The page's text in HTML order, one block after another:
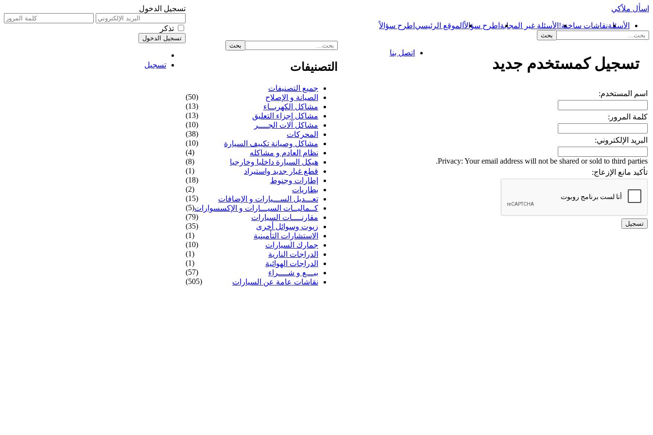
تسجيل الدخول
تذكر
تسجيل
اسأل ملاًكي
الأسئلةنقاشات ساخنة! الأسئلة غير المجابة اطرح سؤالاًالموقع الرئيسي اطرح سؤالاً
تسجيل كمستخدم جديد
اسم المستخدم:
كلمة المرور:
البريد الإلكتروني:
Privacy: Your email address will not be shared or sold to third parties.
تأكيد مانع الإزعاج:
التصنيفات
جميع التصنيفات
الصيانة و الإصلاح
(50)
مشاكل الكهربــاء
(13)
مشاكل اجزاء التعليق
(13)
مشاكل آلات الجــــر
(10)
المحركات
(38)
مشاكل وصيانة تكييف السيارة
(10)
نظام العادم و مشاكله
(4)
هيكل السيارة داخليا وخارجيا
(8)
قطع غيار جديد واستيراد
(1)
إطارات وجنوط
(18)
بطاريات
(2)
تعـــديل الســـيارات و الإضافات
(15)
كــماليــات السيـــارات و الإكسسوارات(5)
مقارنــــات السيارات
(79)
زيوت وسوائل أخرى
(35)
الاستشارات التأمينية
(1)
جمارك السيارات
(10)
الدراجات النارية
(1)
الدراجات الهوائية
(1)
بيـــع و شــــراء
(57)
نقاشات عامة عن السيارات
(505)
اتصل بنا